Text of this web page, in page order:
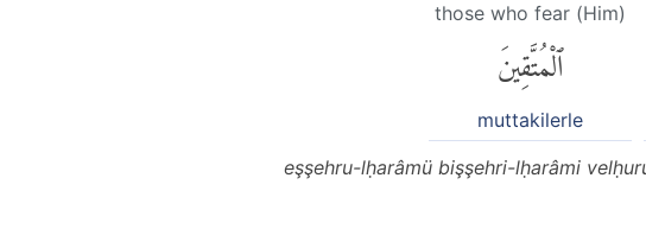
those who fear (Him)
ٱلْمُتَّقِينَ
muttakilerle
eşşehru-lḥarâmü bişşehri-lḥarâmi